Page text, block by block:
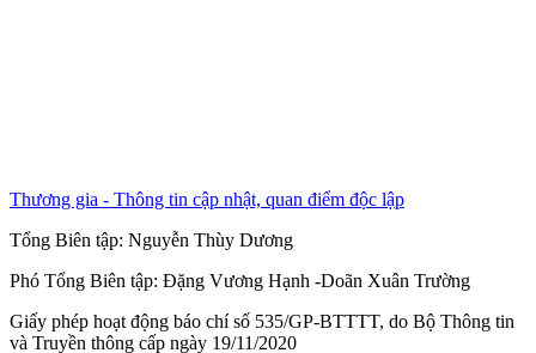
Thương gia - Thông tin cập nhật, quan điểm độc lập
Tổng Biên tập: Nguyễn Thùy Dương
Phó Tổng Biên tập: Đặng Vương Hạnh -Doãn Xuân Trường
Giấy phép hoạt động báo chí số 535/GP-BTTTT, do Bộ Thông tin
và Truyền thông cấp ngày 19/11/2020